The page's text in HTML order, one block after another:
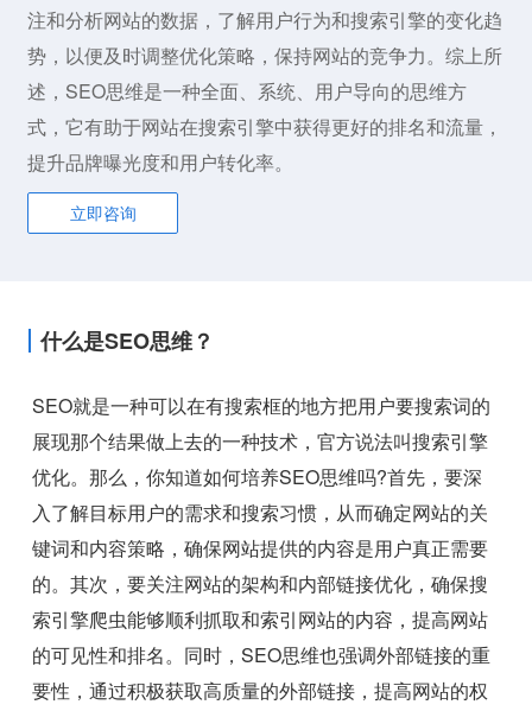
注和分析网站的数据，了解用户行为和搜索引擎的变化趋
势，以便及时调整优化策略，保持网站的竞争力。综上所
述，SEO思维是一种全面、系统、用户导向的思维方
式，它有助于网站在搜索引擎中获得更好的排名和流量，
提升品牌曝光度和用户转化率。
立即咨询
什么是SEO思维？
SEO就是一种可以在有搜索框的地方把用户要搜索词的
展现那个结果做上去的一种技术，官方说法叫搜索引擎
优化。那么，你知道如何培养SEO思维吗?首先，要深
入了解目标用户的需求和搜索习惯，从而确定网站的关
键词和内容策略，确保网站提供的内容是用户真正需要
的。其次，要关注网站的架构和内部链接优化，确保搜
索引擎爬虫能够顺利抓取和索引网站的内容，提高网站
的可见性和排名。同时，SEO思维也强调外部链接的重
要性，通过积极获取高质量的外部链接，提高网站的权